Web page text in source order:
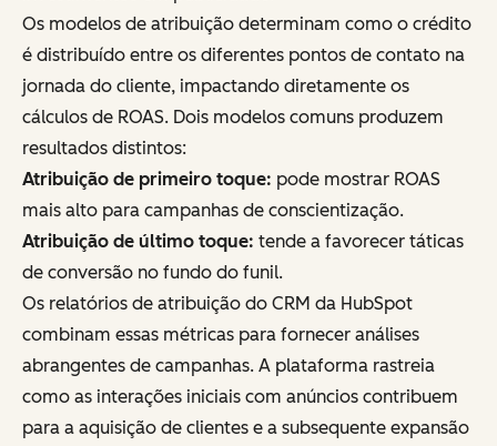
Os modelos de atribuição determinam como o crédito
é distribuído entre os diferentes pontos de contato na
jornada do cliente, impactando diretamente os
cálculos de ROAS. Dois modelos comuns produzem
resultados distintos:
Atribuição de primeiro toque: pode mostrar ROAS
mais alto para campanhas de conscientização.
Atribuição de último toque: tende a favorecer táticas
de conversão no fundo do funil.
Os relatórios de atribuição do CRM da HubSpot
combinam essas métricas para fornecer análises
abrangentes de campanhas. A plataforma rastreia
como as interações iniciais com anúncios contribuem
para a aquisição de clientes e a subsequente expansão